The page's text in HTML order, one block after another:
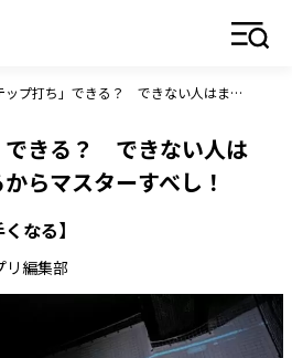
「ステップ打ち」できる？ できない人はまだまだ飛ばせるからマスターすべし！
できる？ できない人は
らマスターすべし！
なる】
リ編集部